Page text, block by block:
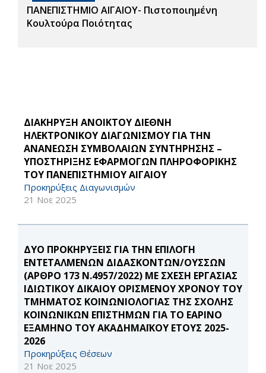
ΠΑΝΕΠΙΣΤΗΜΙΟ ΑΙΓΑΙΟΥ- Πιστοποιημένη
Κουλτούρα Ποιότητας
ΔΙΑΚΗΡΥΞΗ ΑΝΟΙΚΤΟΥ ΔΙΕΘΝΗ
ΗΛΕΚΤΡΟΝΙΚΟΥ ΔΙΑΓΩΝΙΣΜΟΥ ΓΙΑ THN
ΑΝΑΝΕΩΣΗ ΣΥΜΒΟΛΑΙΩΝ ΣΥΝΤΗΡΗΣΗΣ –
ΥΠΟΣΤΗΡΙΞΗΣ ΕΦΑΡΜΟΓΩΝ ΠΛΗΡΟΦΟΡΙΚΗΣ
ΤΟΥ ΠΑΝΕΠΙΣΤΗΜΙΟΥ ΑΙΓΑΙΟΥ
Προκηρύξεις Διαγωνισμών
21 Νοε 2025
ΔΥΟ ΠΡΟΚΗΡΥΞΕΙΣ ΓΙΑ ΤΗΝ ΕΠΙΛΟΓΗ
ΕΝΤΕΤΑΛΜΕΝΩΝ ΔΙΔΑΣΚΟΝΤΩΝ/ΟΥΣΣΩΝ
(ΑΡΘΡΟ 173 Ν.4957/2022) ΜΕ ΣΧΕΣΗ ΕΡΓΑΣΙΑΣ
ΙΔΙΩΤΙΚΟΥ ΔΙΚΑΙΟΥ ΟΡΙΣΜΕΝΟΥ ΧΡΟΝΟΥ ΤΟΥ
ΤΜΗΜΑΤΟΣ ΚΟΙΝΩΝΙΟΛΟΓΙΑΣ ΤΗΣ ΣΧΟΛΗΣ
ΚΟΙΝΩΝΙΚΩΝ ΕΠΙΣΤΗΜΩΝ ΓΙΑ ΤΟ ΕΑΡΙΝΟ
ΕΞΑΜΗΝΟ ΤΟΥ ΑΚΑΔΗΜΑΪΚΟΥ ΕΤΟΥΣ 2025-
2026
Προκηρύξεις Θέσεων
21 Νοε 2025